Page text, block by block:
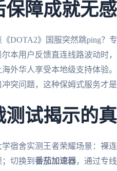
保障成就无
《DOTA2》国服突然跳ping？
尔本用户反馈直连线路波动时
海外华人享受本地级支持体验
突问题，这种保姆式服务才
测试揭示的
宿舍实测王者荣耀场景：裸
切换到 番茄加速器，通过专